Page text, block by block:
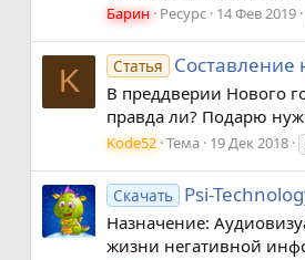
Барин Ресурс 14 Фев 2019
K Статья Составление
В преддверии Нового
правда ли? Подарю
Kode52 Тема 19 Дек 2018
Скачать Psi-
Назначение:
жизни негативной